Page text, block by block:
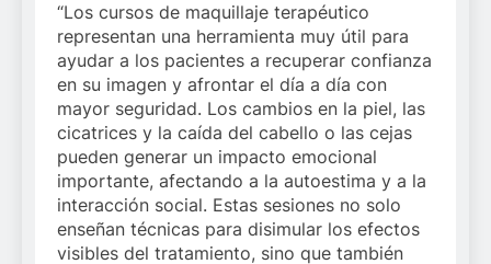
“Los cursos de maquillaje terapéutico
representan una herramienta muy útil para
ayudar a los pacientes a recuperar confianza
en su imagen y afrontar el día a día con
mayor seguridad. Los cambios en la piel, las
cicatrices y la caída del cabello o las cejas
pueden generar un impacto emocional
importante, afectando a la autoestima y a la
interacción social. Estas sesiones no solo
enseñan técnicas para disimular los efectos
visibles del tratamiento, sino que también